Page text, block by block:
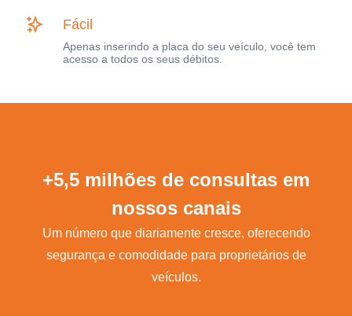
Fácil
Apenas inserindo a placa do seu veículo, você tem
acesso a todos os seus débitos.
+5,5 milhões de consultas em
nossos canais
Um número que diariamente cresce, oferecendo
segurança e comodidade para proprietários de
veículos.